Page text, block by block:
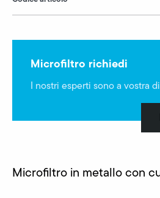
Microfiltro richiedi
I nostri esperti sono a vostra
Microfiltro in metallo con